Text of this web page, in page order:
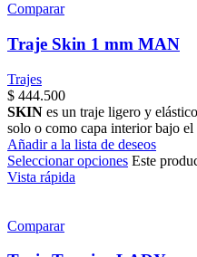
Comparar
Traje Skin 1 mm MAN
Trajes
$ 444.500
SKIN es un traje ligero y
solo o como capa interior bajo
Añadir a la lista de deseos
Seleccionar opciones Este
Vista rápida
Comparar